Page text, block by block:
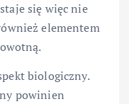
się więc nie
elementem
biologiczny.
powinien